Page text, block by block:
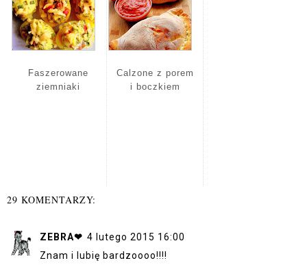
Faszerowane
ziemniaki
Calzone z porem
i boczkiem
29 KOMENTARZY:
ZEBRA❤ 4 lutego 2015 16:00
Znam i lubię bardzoooo!!!!